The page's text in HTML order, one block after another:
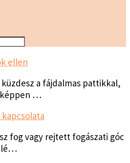
ellen
a fájdalmas pattikkal,
…
kapcsolata
fog vagy rejtett fogászati góc